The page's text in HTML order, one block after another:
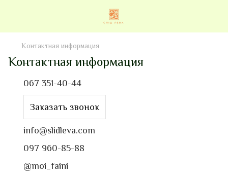
Контактная информация
Контактная информация
067 351-40-44
Заказать звонок
info@slidleva.com
097 960-85-88
@moi_faini